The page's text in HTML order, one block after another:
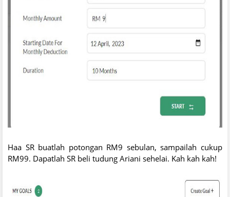
Haa SR buatlah potongan RM9 sebulan, sampailah cukup
RM99. Dapatlah SR beli tudung Ariani sehelai. Kah kah kah!